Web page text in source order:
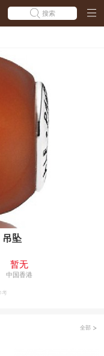
搜索
吊坠
暂无
中国香港
考
全部